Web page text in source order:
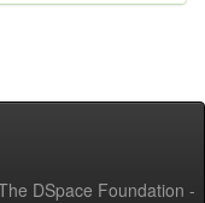
DSpace Foundation -